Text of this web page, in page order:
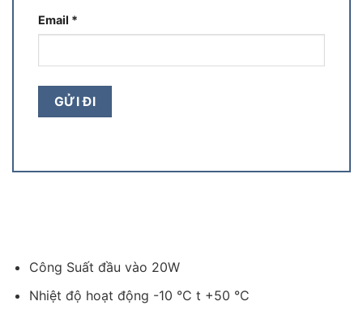
Email *
Công Suất đầu vào 20W
Nhiệt độ hoạt động -10 °C t +50 °C